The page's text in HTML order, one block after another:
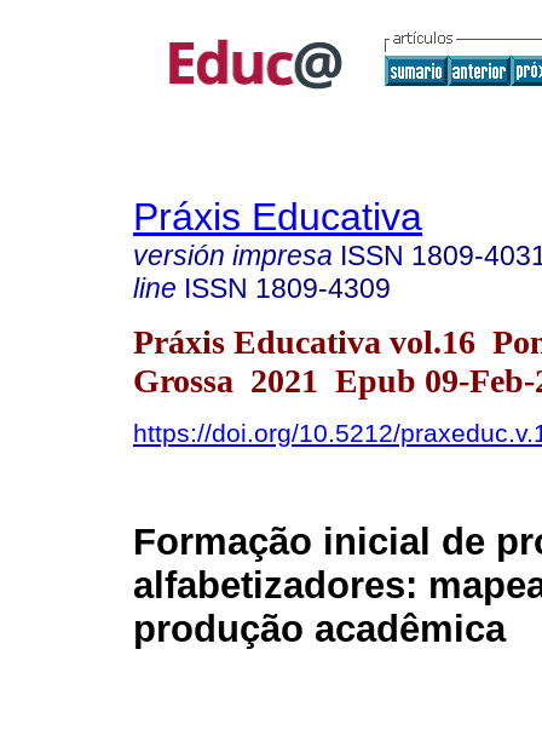
Práxis Educativa
versión impresa ISSN 1809-
line ISSN 1809-4309
Práxis Educativa vol.16
Grossa 2021 Epub 09-Feb-
https://doi.org/10.5212/
Formação inicial de
alfabetizadores:
produção acadêmica